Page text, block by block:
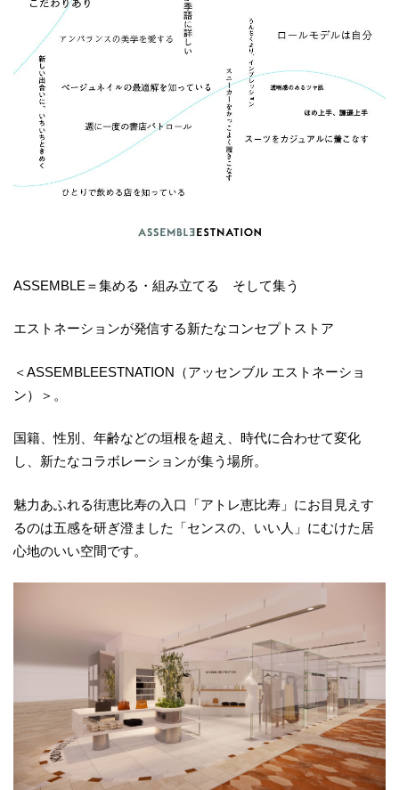
ASSEMBLE＝集める・組み立てる そして集う
エストネーションが発信する新たなコンセプトストア
＜ASSEMBLEESTNATION（アッセンブル エストネーショ
ン）＞。
国籍、性別、年齢などの垣根を超え、時代に合わせて変化
し、新たなコラボレーションが集う場所。
魅力あふれる街恵比寿の入口「アトレ恵比寿」にお目見えす
るのは五感を研ぎ澄ました「センスの、いい人」にむけた居
心地のいい空間です。